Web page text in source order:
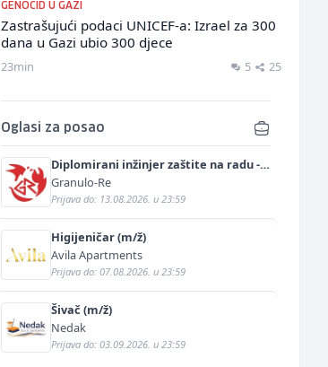
GENOCID U GAZI
Zastrašujući podaci UNICEF-a: Izrael za 300
dana u Gazi ubio 300 djece
23min 5 25
Oglasi za posao
Diplomirani inžinjer zaštite na radu -
Bachelor inžinjer sigurnosti i pomoći
(m/ž)
Granulo-Re
Prijava do: 13.08.2026. u 23:59
Higijeničar (m/ž)
Avila Apartments
Prijava do: 07.08.2026. u 23:59
Šivač (m/ž)
Nedak
Prijava do: 03.09.2026. u 23:59